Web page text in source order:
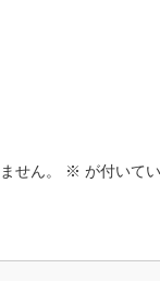
せん。 ※ が付いて